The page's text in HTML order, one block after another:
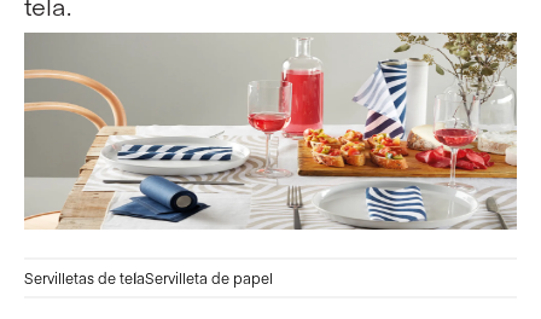
Servilletas de telaServilleta de papel